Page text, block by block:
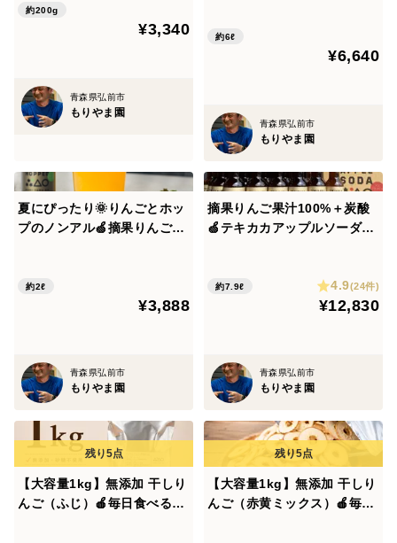
・比較的色づきの良いもの
・大きさをそろえたもの
葉とらず栽培の特徴をご理解いただける方への贈り物
や、おもてなし、お裾分けにもおすすめです。
用途やご家族の人数に合わせてお選びください。
・約3kg（7〜13個）
・約5kg（14〜25個）
認証を取得しています。
節減対象農薬は慣行栽培の5割以下、化学肥料は使用せ
ず栽培しています。
軽く水洗いして、皮ごとお召し上がりください。
皮には食物繊維やビタミンC、ポリフェノール（プロシ
アニジン）など、うれしい栄養が含まれています。
約200g
¥3,340
青森県弘前市
もりやま園
楽しむ♪ 飲み比べセット✨
約6ℓ
¥6,640
青森県弘前市
もりやま園
夏にぴったり🌞りんごとホッ
プのノンアル🍏摘果りんごに
糖・香料・保存料無添加 お届
け日時指定可 ギフトに自分
約2ℓ
¥3,888
青森県弘前市
もりやま園
摘果りんご果汁100%＋炭酸
🍏テキカカアップルソーダ🍏
もおすすめ！甘さひかえめで
お食事と一緒に楽しめます🍹
約7.9ℓ 4.9(24件)
¥12,830
青森県弘前市
もりやま園
【大容量1kg】無添加 干しり
んご（ふじ）🍎毎日食べる方
【大容量1kg】無添加 干しり
んご（赤黄ミックス）🍎毎日